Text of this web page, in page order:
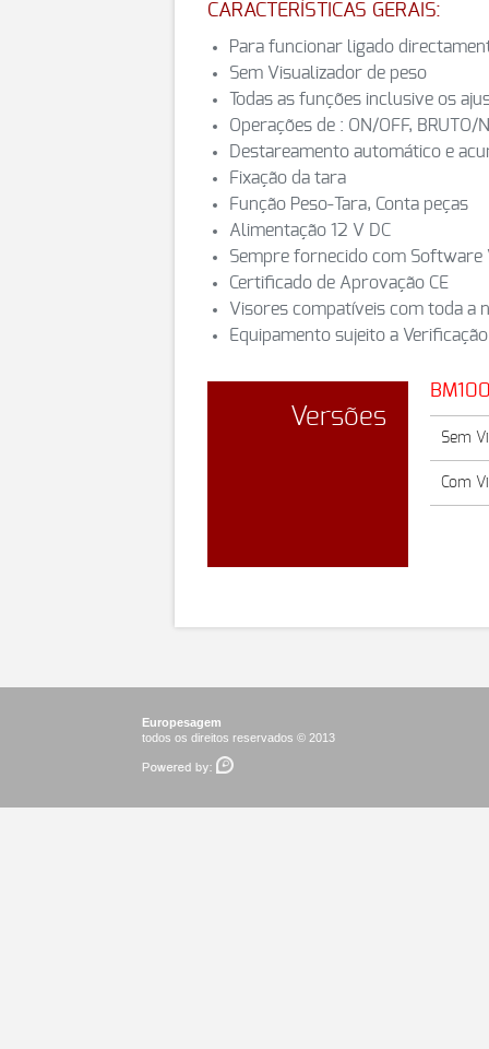
CARACTERÍSTICAS GERAIS:
Para funcionar ligado
Sem Visualizador de peso
Todas as funções inclusive os
Operações de : ON/OFF, BRUTO/
Destareamento automático e
Fixação da tara
Função Peso-Tara, Conta peças
Alimentação 12 V DC
Sempre fornecido com Software
Certificado de Aprovação CE
Visores compatíveis com toda a
Equipamento sujeito a Verificação
Versões
Sem
Com
Europesagem
todos os direitos reservados © 2013